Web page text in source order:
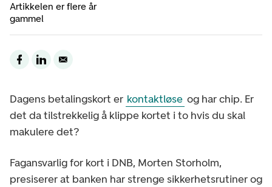
Artikkelen er flere år
gammel
Dagens betalingskort er kontaktløse og har chip. Er
det da tilstrekkelig å klippe kortet i to hvis du skal
makulere det?
Fagansvarlig for kort i DNB, Morten Storholm,
presiserer at banken har strenge sikkerhetsrutiner og